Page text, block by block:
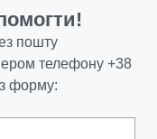
пошту
телефону +38
форму: